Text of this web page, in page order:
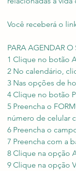
Você receberá o
PARA AGENDAR O
1 Clique no botão
2 No calendário,
3 Nas opções de
4 Clique no botão
5 Preencha o
número de celular
6 Preencha o
7 Preencha com a
8 Clique na opção
9 Clique na opção